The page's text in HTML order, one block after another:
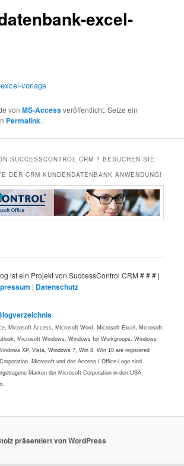
excel-
vorlage
vonMS-Accessveröffentlicht. Setze ein
Permalink.
SUCCESSCONTROL CRM ? BESUCHEN SIE
DER CRM KUNDENDATENBANK ANWENDUNG!
ist ein Projekt von SuccessControl CRM # # # |
| Datenschutz
Microsoft Access, Microsoft Word, Microsoft Excel, Microsoft
Microsoft Windows, Windows for Workgroups, Windows
XP, Vista, Windows 7, Win 8, Win 10 are registered
Microsoft und das Access / Office-Logo sind
Marken der Microsoft Corporation in den USA
präsentiert von WordPress